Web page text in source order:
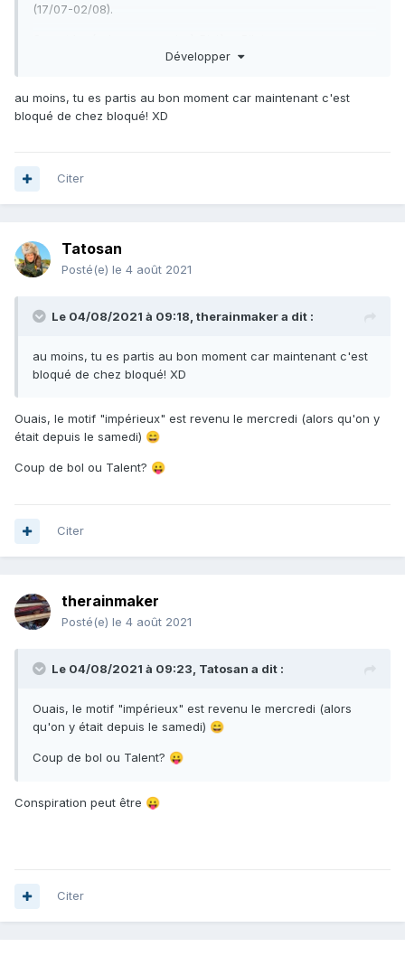
(17/07-02/08).
aider un gars plutôt qu'un gros loueur qui n'a pas besoin de
notre fric😄 )
(ma condition apnée n'est pas du tout au top
est fermé... mais balleck, juste pour le plaisir quoi), mais si
combi de 3.5 (que j'utilisais en piscine à l'époque...) c'est
suffisant?
Si le gars a besoin de trucs particuliers venant de métro et
n'hésite pas, service pour service quoi😉
Merci!
A charge de revanche!
Développer
au moins, tu es partis au bon moment car maintenant c'est
bloqué de chez bloqué! XD
Citer
Tatosan
Posté(e) le 4 août 2021
Le 04/08/2021 à 09:18, therainmakera dit :
au moins, tu es partis au bon moment car maintenant c'est
bloqué de chez bloqué! XD
Ouais, le motif "impérieux" est revenu le mercredi (alors qu'on y
était depuis le samedi) 😄
Coup de bol ou Talent? 😛
Citer
therainmaker
Posté(e) le 4 août 2021
Le 04/08/2021 à 09:23, Tatosan a dit :
Ouais, le motif "impérieux" est revenu le mercredi (alors
qu'on y était depuis le samedi) 😄
Coup de bol ou Talent? 😛
Conspiration peut être 😛
Citer